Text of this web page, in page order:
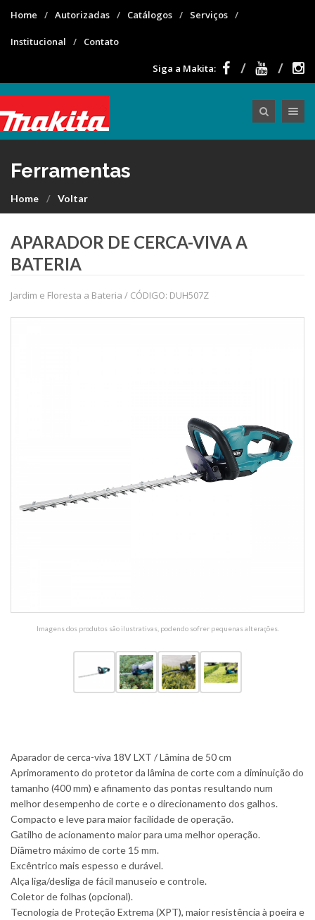
Home Autorizadas Catálogos Serviços
Institucional Contato
Siga a Makita:
Ferramentas
Home Voltar
APARADOR DE CERCA-VIVA A
BATERIA
Jardim e Floresta a Bateria / CÓDIGO: DUH507Z
Imagens dos produtos são ilustrativas, podendo sofrer pequenas alterações.
Aparador de cerca-viva 18V LXT / Lâmina de 50 cm
Aprimoramento do protetor da lâmina de corte com a diminuição do
tamanho (400 mm) e afinamento das pontas resultando num
melhor desempenho de corte e o direcionamento dos galhos.
Compacto e leve para maior facilidade de operação.
Gatilho de acionamento maior para uma melhor operação.
Diâmetro máximo de corte 15 mm.
Excêntrico mais espesso e durável.
Alça liga/desliga de fácil manuseio e controle.
Coletor de folhas (opcional).
Tecnologia de Proteção Extrema (XPT), maior resistência à poeira e